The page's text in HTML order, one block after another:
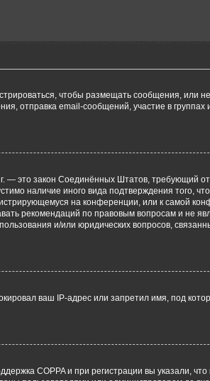
чтобы размещать сообщения, или
отправка email-сообщений, участие в группах
— это закон Соединённых Штатов, требующий
наличие иного вида подтверждения того,
на конференции, или к самой
рекомендаций по правовым вопросам и не
и/или юридических вопросов,
ваш IP-адрес или запретил имя, под
COPPA и при регистрации вы указали,